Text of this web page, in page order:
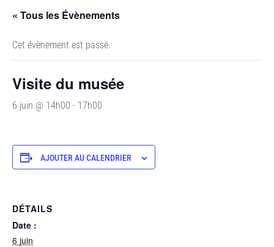
« Tous les Évènements
Cet évènement est passé.
Visite du musée
6 juin @ 14h00 - 17h00
AJOUTER AU CALENDRIER
DÉTAILS
Date :
6 juin